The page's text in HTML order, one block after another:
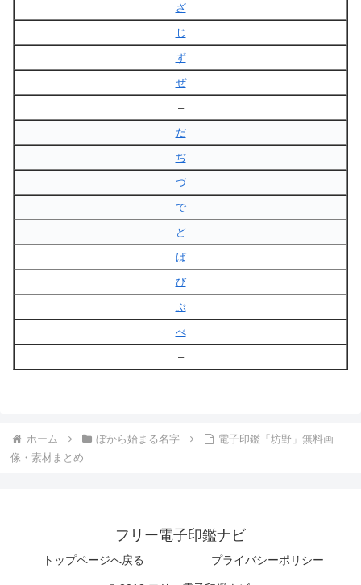
ざ
じ
ず
ぜ
–
だ
ぢ
づ
で
ど
ば
び
ぶ
べ
–
ホーム ぼから始まる名字
電子印鑑「坊野」無料画
像・素材まとめ
フリー電子印鑑ナビ
トップページへ戻る プライバシーポリシー